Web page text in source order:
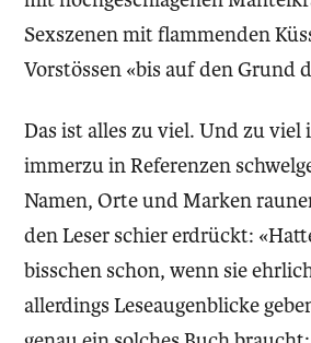
Sexszenen mit flammenden
Vorstössen «bis auf den Grund
Das ist alles zu viel. Und zu viel
immerzu in ­Referenzen
Namen, Orte und Marken
den Leser schier erdrückt:
bisschen schon, wenn sie
allerdings Leseaugenblicke